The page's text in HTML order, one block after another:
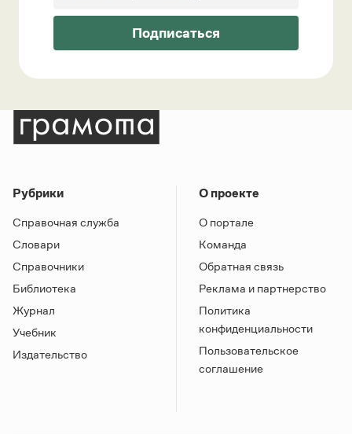
Подписаться
Рубрики
Справочная служба
Словари
Справочники
Библиотека
Журнал
Учебник
Издательство
О проекте
О портале
Команда
Обратная связь
Реклама и партнерство
Политика
конфиденциальности
Пользовательское
соглашение